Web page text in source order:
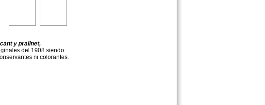
y pralinet,
del 1908 siendo
ni colorantes.